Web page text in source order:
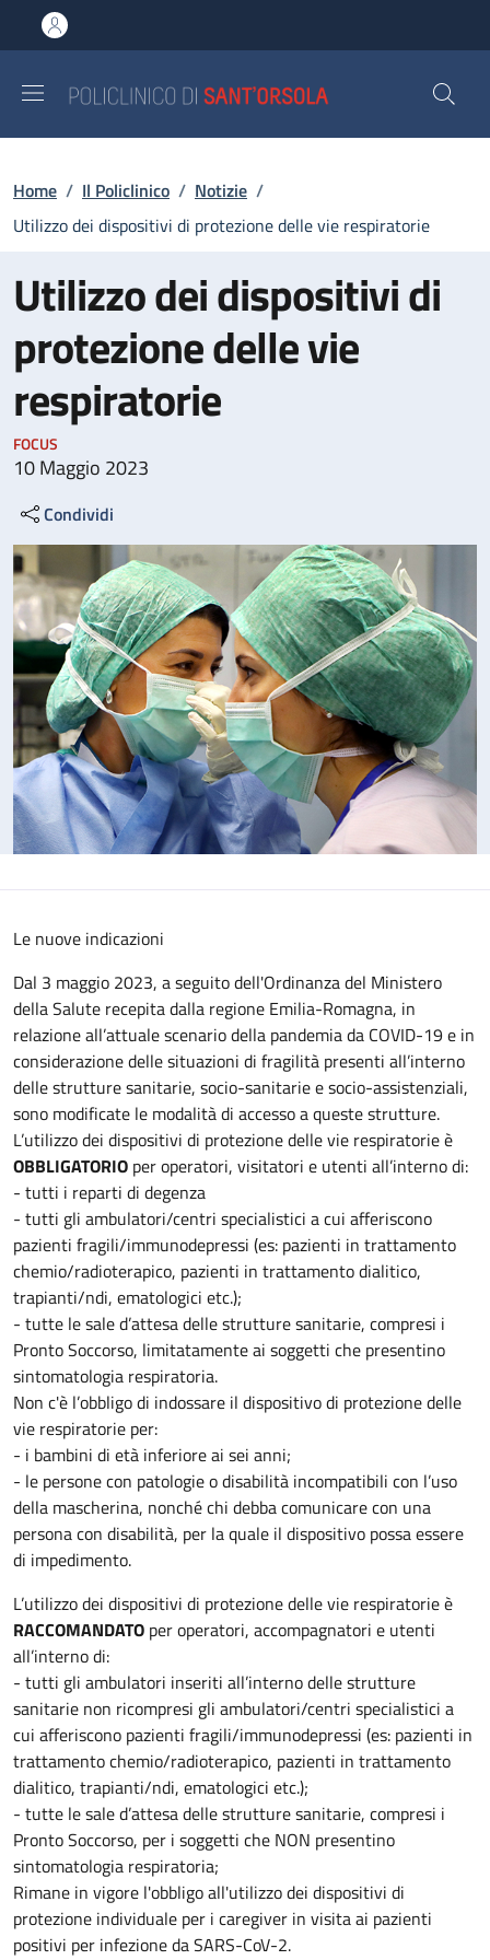
al contenuto principale
to footer content
Briciole di pane
Home / Il Policlinico / Notizie /
Utilizzo dei dispositivi di protezione delle vie respiratorie
Utilizzo dei dispositivi di
protezione delle vie
respiratorie
FOCUS
10 Maggio 2023
Condividi
Le nuove indicazioni
Dal 3 maggio 2023, a seguito dell'Ordinanza del Ministero
della Salute recepita dalla regione Emilia-Romagna, in
relazione all’attuale scenario della pandemia da COVID-19 e in
considerazione delle situazioni di fragilità presenti all’interno
delle strutture sanitarie, socio-sanitarie e socio-assistenziali,
sono modificate le modalità di accesso a queste strutture.
L’utilizzo dei dispositivi di protezione delle vie respiratorie è
OBBLIGATORIO per operatori, visitatori e utenti all’interno di:
- tutti i reparti di degenza
- tutti gli ambulatori/centri specialistici a cui afferiscono
pazienti fragili/immunodepressi (es: pazienti in trattamento
chemio/radioterapico, pazienti in trattamento dialitico,
trapianti/ndi, ematologici etc.);
- tutte le sale d’attesa delle strutture sanitarie, compresi i
Pronto Soccorso, limitatamente ai soggetti che presentino
sintomatologia respiratoria.
Non c'è l’obbligo di indossare il dispositivo di protezione delle
vie respiratorie per:
- i bambini di età inferiore ai sei anni;
- le persone con patologie o disabilità incompatibili con l’uso
della mascherina, nonché chi debba comunicare con una
persona con disabilità, per la quale il dispositivo possa essere
di impedimento.
L’utilizzo dei dispositivi di protezione delle vie respiratorie è
RACCOMANDATO per operatori, accompagnatori e utenti
all’interno di:
- tutti gli ambulatori inseriti all’interno delle strutture
sanitarie non ricompresi gli ambulatori/centri specialistici a
cui afferiscono pazienti fragili/immunodepressi (es: pazienti in
trattamento chemio/radioterapico, pazienti in trattamento
dialitico, trapianti/ndi, ematologici etc.);
- tutte le sale d’attesa delle strutture sanitarie, compresi i
Pronto Soccorso, per i soggetti che NON presentino
sintomatologia respiratoria;
Rimane in vigore l'obbligo all'utilizzo dei dispositivi di
protezione individuale per i caregiver in visita ai pazienti
positivi per infezione da SARS-CoV-2.